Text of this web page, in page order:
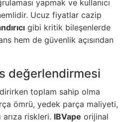
yapmak ve kullanıcı
Ucuz fiyatlar cazip
gibi kritik bileşenlerde
hem de güvenlik açısından
değerlendirmesi
toplam sahip olma
ömrü, yedek parça maliyeti,
arıza riskleri. IBVape orijinal